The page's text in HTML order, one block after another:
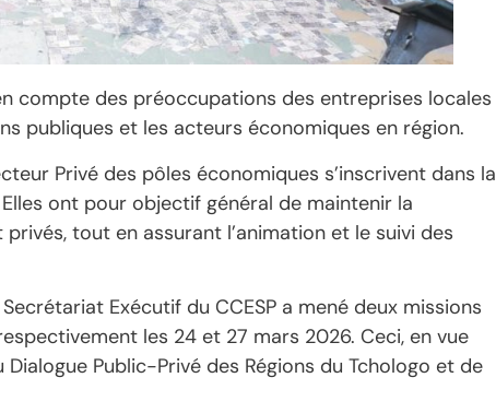
compte des préoccupations des entreprises locales
publiques et les acteurs économiques en région.
Privé des pôles économiques s’inscrivent dans la
ont pour objectif général de maintenir la
tout en assurant l’animation et le suivi des
Exécutif du CCESP a mené deux missions
les 24 et 27 mars 2026. Ceci, en vue
Public-Privé des Régions du Tchologo et de